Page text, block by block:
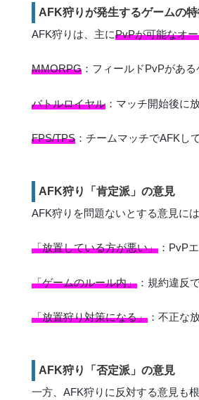
AFK狩りが発生するゲームの
AFK狩りは、主にPvPが可能なオ
MMORPG ：フィールドPvPがあ
バトルロイヤル ：マッチ開始後に
FPS/TPS ：チームマッチでAFKし
AFK狩り「肯定派」の意見
AFK狩りを問題ないとする意見に
「放置している方が悪い」 ：PvP
「ゲームのルール内」 ：規約違反
「放置狩り対策になる」 ：不正な
AFK狩り「否定派」の意見
一方、AFK狩りに反対する意見も